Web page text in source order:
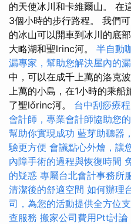
的天使冰川和卡維爾山。 在
3個小時的步行路程。 我們
的冰山可以開車到冰川的底
大略湖和聖lrinc河。 半自動
漏專家，幫助您解決屋內的
中，可以在成千上萬的洛克
上萬的小島，在1小時的乘船
了聖lőrinc河。 台中刮痧療程
會計師，專業會計師協助您
幫助你實現成功 藍芽助聽器
驗更方便 會議點心外燴，讓
內障手術的過程與恢復時間
的疑惑 專屬台北會計事務所
清潔後的舒適空間 如何辦理
司，為您的活動提供全方位
查服務 搬家公司費用Ptt討